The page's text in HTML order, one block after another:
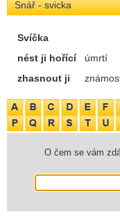
Snář - svicka
Svíčka
nést ji hořící
úmrtí
zhasnout ji
O čem se vám